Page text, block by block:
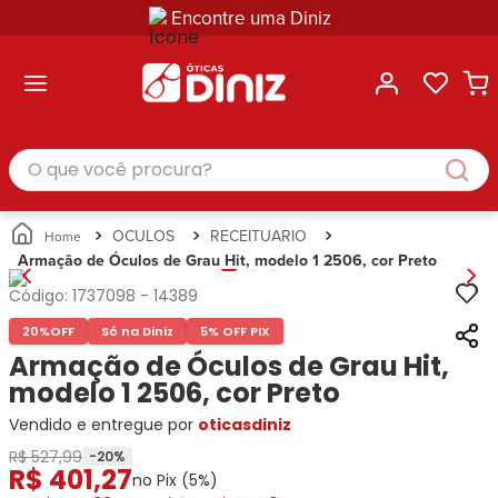
Encontre uma Diniz
Masculino
Feminino
Infantil
Unissex
Busque
Por
Marcas
Ana
Hickmann
Bulget
Miu-
Miu
Guess
Lacoste
Categorias
Masculino
Feminino
Infantil
Unissex
Busque
Por
Marcas
Ray-
Ban
Prada
Ana
Hickmann
Tecnol
Correntes
para
Óculos
Estojos
para
Óculos
Soluções
e
Cuidados
Busque
Ray-
Ban
Armani
Exchange
Tommy
Hilfiger
Ana
Hickmann
Guess
Speedo
Categoria
Armações
de Óculos
Óculos
de Sol
para
Óculos
para
Óculos
Gênero
Masculino
Feminino
O que você procura?
OCULOS
RECEITUARIO
Armação de Óculos de Grau Hit, modelo 1 2506, cor Preto
Código: 1737098 - 14389
20%OFF Só na Diniz 5% OFF PIX
Armação de Óculos de Grau Hit,
modelo 1 2506, cor Preto
Vendido e entregue por oticasdiniz
R$ 527,99 -20%
R$ 401,27no Pix (5%)